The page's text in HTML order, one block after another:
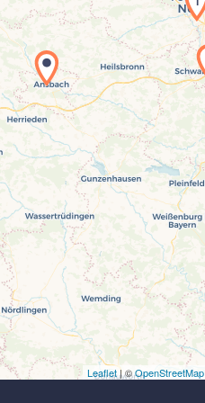
Laden der Karte...
Leaflet| ©OpenStreetMap